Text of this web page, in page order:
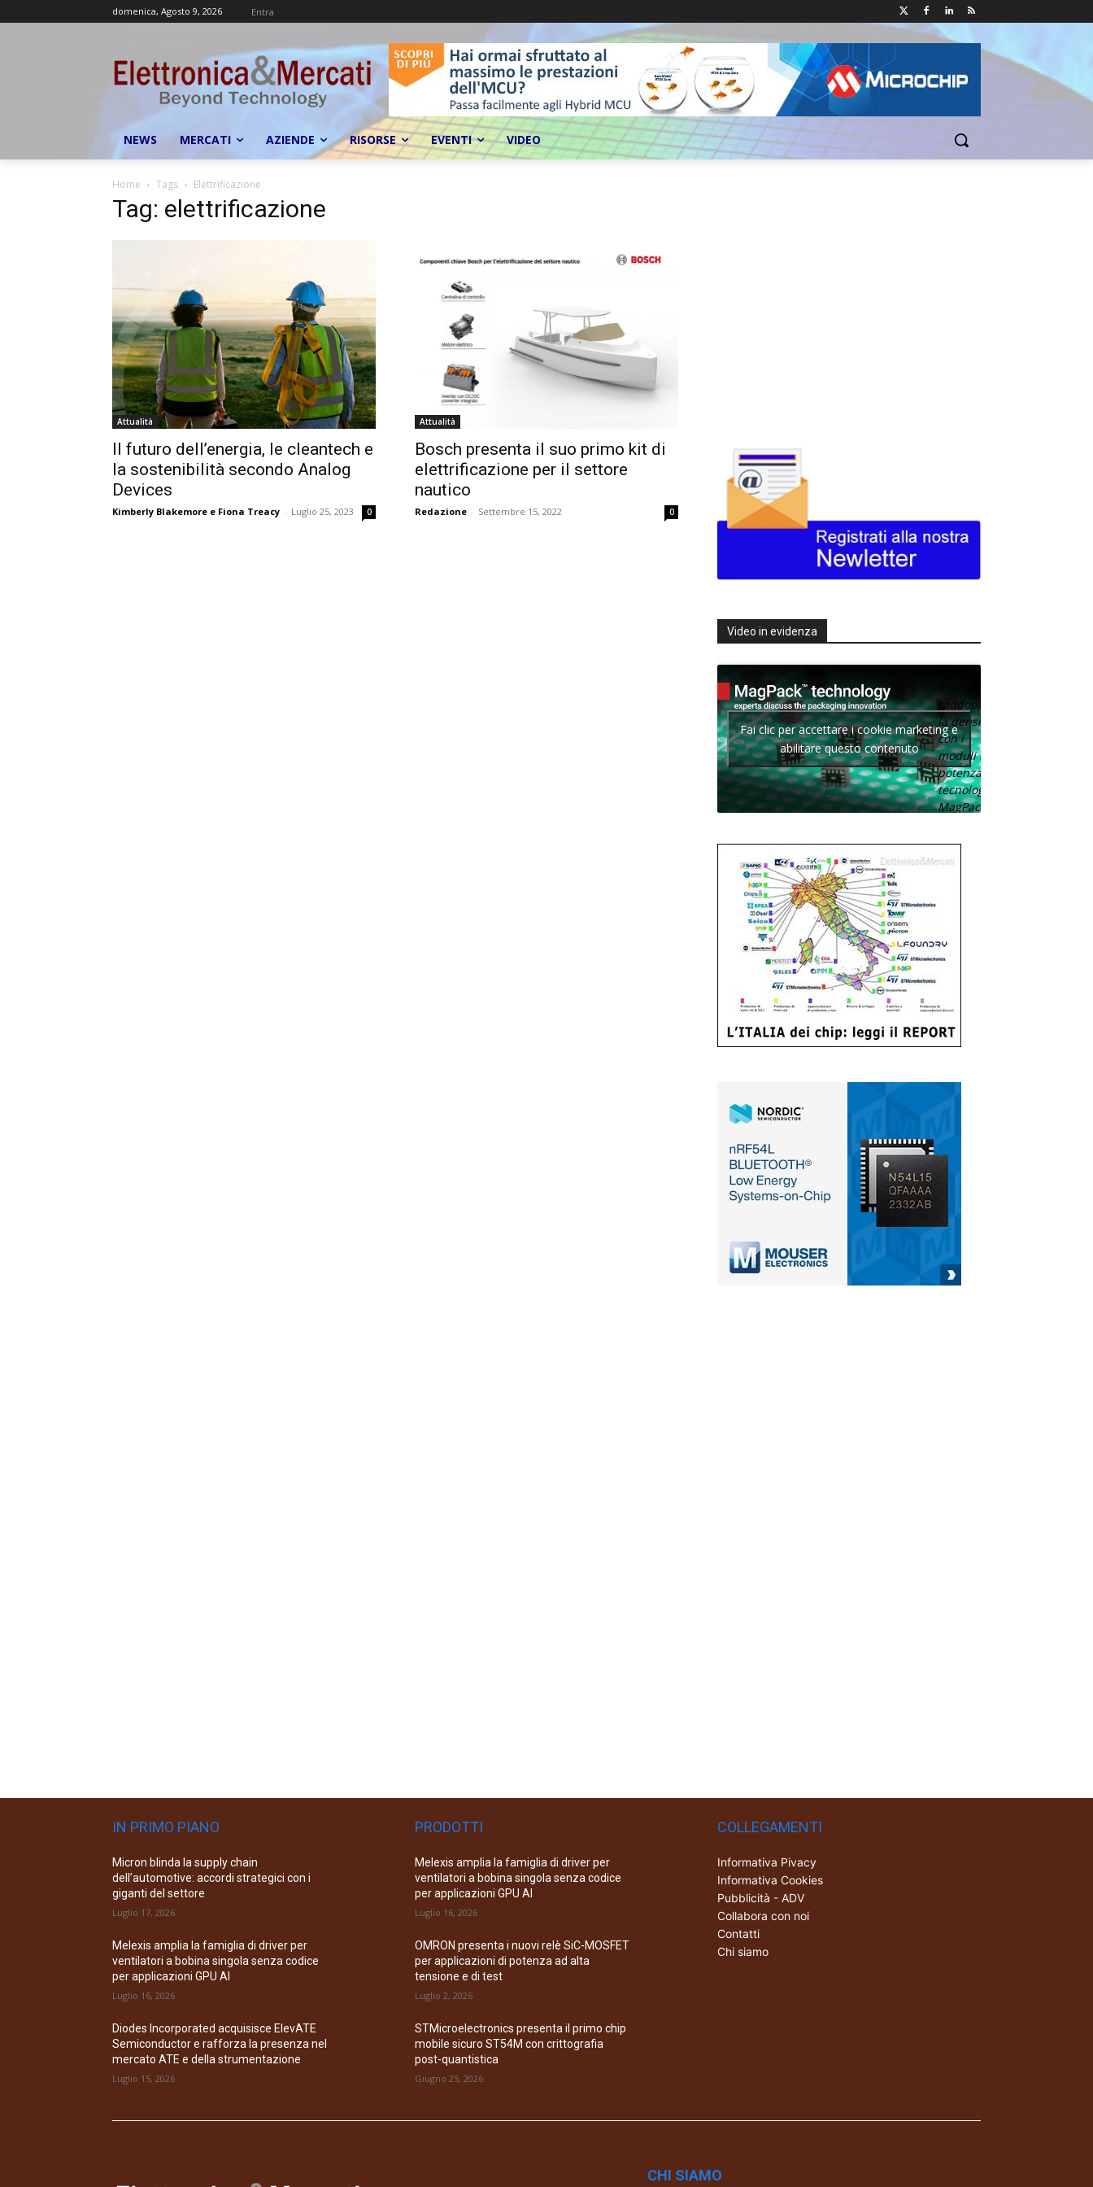
domenica, Agosto 9, 2026 Entra
NEWS MERCATI AZIENDE RISORSE EVENTI VIDEO
Home Tags Elettrificazione
Tag: elettrificazione
Attualità
Il futuro dell’energia, le cleantech e
la sostenibilità secondo Analog
Devices
Kimberly Blakemore e Fiona Treacy - Luglio 25, 2023 0
Attualità
Bosch presenta il suo primo kit di
elettrificazione per il settore
nautico
Redazione - Settembre 15, 2022 0
Video in evidenza
Texas
raddoppia
la densità
con i
moduli di
potenza con
tecnologia
MagPack.
Fai clic per accettare i cookie marketing e
abilitare questo contenuto
IN PRIMO PIANO
Micron blinda la supply chain
dell’automotive: accordi strategici con i
giganti del settore
Luglio 17, 2026
Melexis amplia la famiglia di driver per
ventilatori a bobina singola senza codice
per applicazioni GPU AI
Luglio 16, 2026
Diodes Incorporated acquisisce ElevATE
Semiconductor e rafforza la presenza nel
mercato ATE e della strumentazione
Luglio 15, 2026
PRODOTTI
Melexis amplia la famiglia di driver per
ventilatori a bobina singola senza codice
per applicazioni GPU AI
Luglio 16, 2026
OMRON presenta i nuovi relè SiC-MOSFET
per applicazioni di potenza ad alta
tensione e di test
Luglio 2, 2026
STMicroelectronics presenta il primo chip
mobile sicuro ST54M con crittografia
post-quantistica
Giugno 25, 2026
COLLEGAMENTI
Informativa Pivacy
Informativa Cookies
Pubblicità - ADV
Collabora con noi
Contatti
Chi siamo
CHI SIAMO